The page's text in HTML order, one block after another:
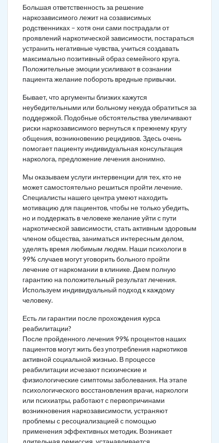
Большая ответственность за решение
наркозависимого лежит на созависимых
родственниках – хотя они сами пострадали от
проявлений наркотической зависимости, постараться
устранить негативные чувства, учиться создавать
максимально позитивный образ семейного круга.
Положительные эмоции усиливают в сознании
пациента желание побороть вредные привычки.
Бывает, что аргументы близких кажутся
неубедительными или больному некуда обратиться за
поддержкой. Подобные обстоятельства увеличивают
риски наркозависимого вернуться к прежнему кругу
общения, возникновению рецидивов. Здесь очень
помогает пациенту индивидуальная консультация
нарколога, предложение лечения анонимно.
Мы оказываем услуги интервенции для тех, кто не
может самостоятельно решиться пройти лечение.
Специалисты нашего центра умеют находить
мотивацию для пациентов, чтобы не только убедить,
но и поддержать в человеке желание уйти с пути
наркотической зависимости, стать активным здоровым
членом общества, заниматься интересным делом,
уделять время любимым людям. Наши психологи в
99% случаев могут уговорить больного пройти
лечение от наркомании в клинике. Даем полную
гарантию на положительный результат лечения.
Используем индивидуальный подход к каждому
человеку.
Есть ли гарантии после прохождения курса
реабилитации?
После пройденного лечения 99% процентов наших
пациентов могут жить без употребления наркотиков
активной социальной жизнью. В процессе
реабилитации исчезают психические и
физиологические симптомы заболевания. На этапе
психологического восстановления врачи, наркологи
или психиатры, работают с первопричинами
возникновения наркозависимости, устраняют
проблемы с ресоциализацией с помощью
применения эффективных методик. Возникает
длительная ремиссия, устанавливается